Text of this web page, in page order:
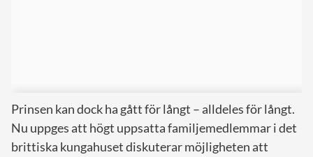
Prinsen kan dock ha gått för långt – alldeles för långt.
Nu uppges att högt uppsatta familjemedlemmar i det
brittiska kungahuset diskuterar möjligheten att